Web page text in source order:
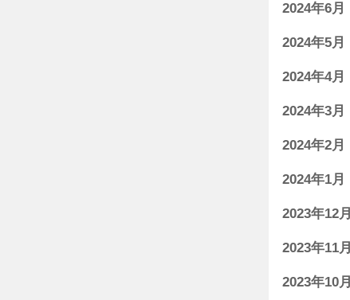
2024年6月
2024年5月
2024年4月
2024年3月
2024年2月
2024年1月
2023年12月
2023年11月
2023年10月